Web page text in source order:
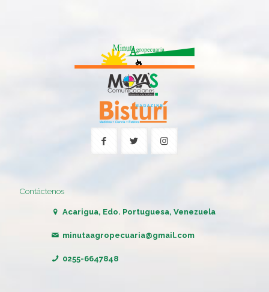
Contáctenos
Acarigua, Edo. Portuguesa, Venezuela
minutaagropecuaria@gmail.com
0255-6647848